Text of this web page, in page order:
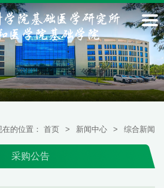
在的位置： 首页 > 新闻中心 > 综合新闻
采购公告